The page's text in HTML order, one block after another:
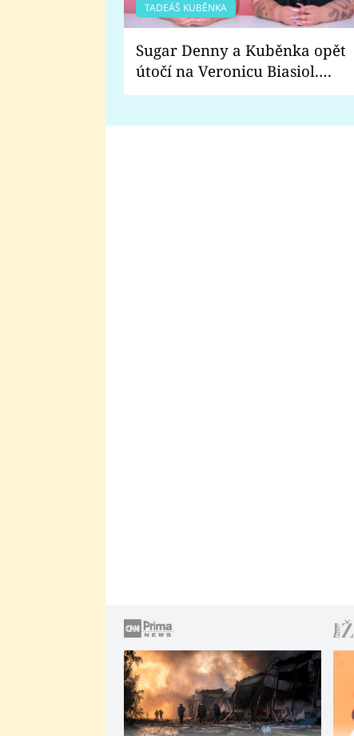
TADEÁŠ KUBĚNKA
Sugar Denny a Kuběnka opět
útočí na Veronicu Biasiol.
Proč je podle nich falešná a